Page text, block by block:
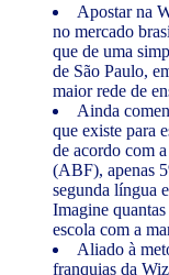
Apostar na
no mercado
que de uma
de São Paulo,
maior rede de
Ainda
que existe para
de acordo com
(ABF), apenas
segunda língua
Imagine
escola com a
Aliado à
franquias da